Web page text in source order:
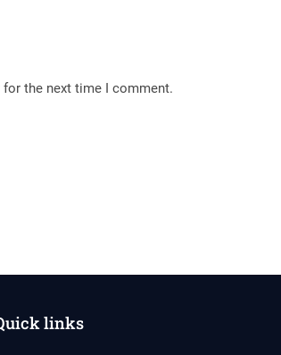
the next time I comment.
links